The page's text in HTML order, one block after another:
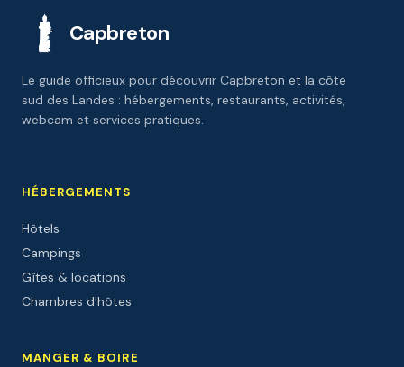
Capbreton
Le guide officieux pour découvrir Capbreton et la côte
sud des Landes : hébergements, restaurants, activités,
webcam et services pratiques.
HÉBERGEMENTS
Hôtels
Campings
Gîtes & locations
Chambres d'hôtes
MANGER & BOIRE